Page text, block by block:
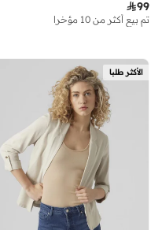
99
تم بيع أكثر من 10 مؤخرا
الأكثر طلبا